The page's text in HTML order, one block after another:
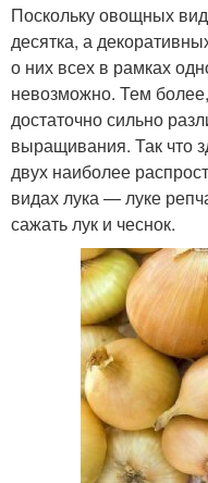
Поскольку овощных
десятка, а
о них всех в рамках
невозможно. Тем
достаточно сильно
выращивания. Так что
двух наиболее
видах лука — луке
сажать лук и чеснок.